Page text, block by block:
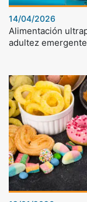
14/04/2026
Alimentación
adultez emergente